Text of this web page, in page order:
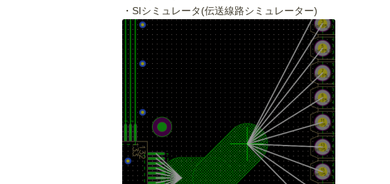
・SIシミュレータ(伝送線路シミュレーター)